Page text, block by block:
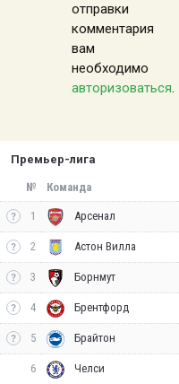
отправки
комментария
вам
необходимо
авторизоваться.
Премьер-лига
№ Команда
1 Арсенал
2 Астон Вилла
3 Борнмут
4 Брентфорд
5 Брайтон
6 Челси